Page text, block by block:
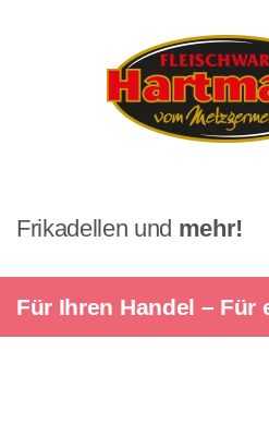
Frikadellen und mehr!
Für Ihren Handel – Für